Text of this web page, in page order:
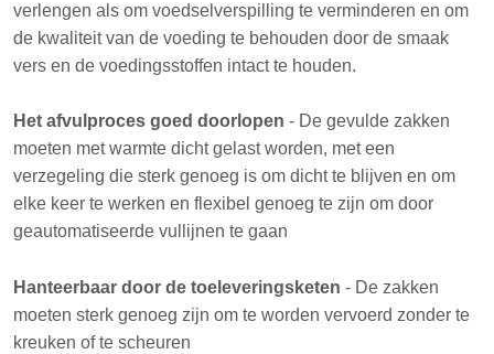
verlengen als om voedselverspilling te verminderen en om
de kwaliteit van de voeding te behouden door de smaak
vers en de voedingsstoffen intact te houden.
Het afvulproces goed doorlopen - De gevulde zakken
moeten met warmte dicht gelast worden, met een
verzegeling die sterk genoeg is om dicht te blijven en om
elke keer te werken en flexibel genoeg te zijn om door
geautomatiseerde vullijnen te gaan
Hanteerbaar door de toeleveringsketen - De zakken
moeten sterk genoeg zijn om te worden vervoerd zonder te
kreuken of te scheuren